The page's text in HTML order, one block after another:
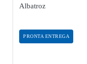
Albatroz
PRONTA ENTREGA